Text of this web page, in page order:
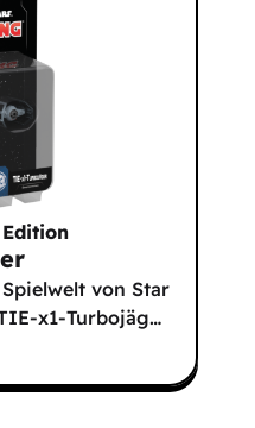
von Star
x1-Turbojäg…